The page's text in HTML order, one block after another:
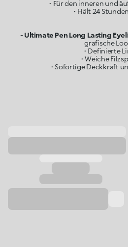
• Für den inneren und
• Hält 24
- Ultimate Pen Long Lasting
grafische
• Definierte
• Weiche
• Sofortige Deckkraft